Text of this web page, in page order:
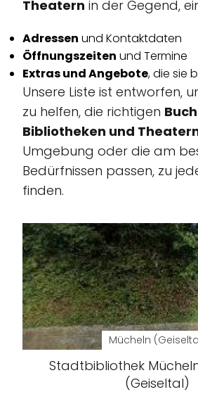
Theatern in der Gegend,
Adressen und Kontaktdaten
Öffnungszeiten und Termine
Extras und Angebote, die sie
Unsere Liste ist entworfen,
zu helfen, die richtigen
Bibliotheken und
Umgebung oder die am
Bedürfnissen passen, zu
finden.
Mücheln
Stadtbibliothek
(Geiseltal)